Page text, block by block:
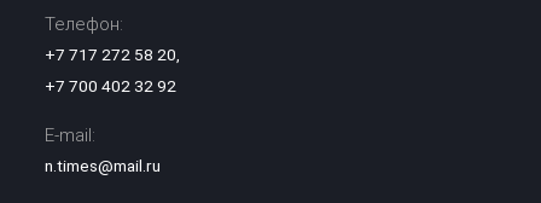
Телефон:
+7 717 272 58 20,
+7 700 402 32 92
E-mail:
n.times@mail.ru